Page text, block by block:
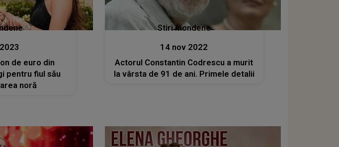
de euro din
pentru fiul său
noră
Stiri mondene
14 nov 2022
Actorul Constantin Codrescu a murit
la vârsta de 91 de ani. Primele detalii